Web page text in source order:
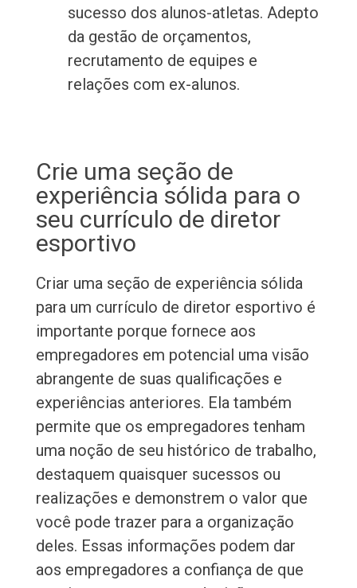
sucesso dos alunos-atletas. Adepto
da gestão de orçamentos,
recrutamento de equipes e
relações com ex-alunos.
Crie uma seção de
experiência sólida para o
seu currículo de diretor
esportivo
Criar uma seção de experiência sólida
para um currículo de diretor esportivo é
importante porque fornece aos
empregadores em potencial uma visão
abrangente de suas qualificações e
experiências anteriores. Ela também
permite que os empregadores tenham
uma noção de seu histórico de trabalho,
destaquem quaisquer sucessos ou
realizações e demonstrem o valor que
você pode trazer para a organização
deles. Essas informações podem dar
aos empregadores a confiança de que